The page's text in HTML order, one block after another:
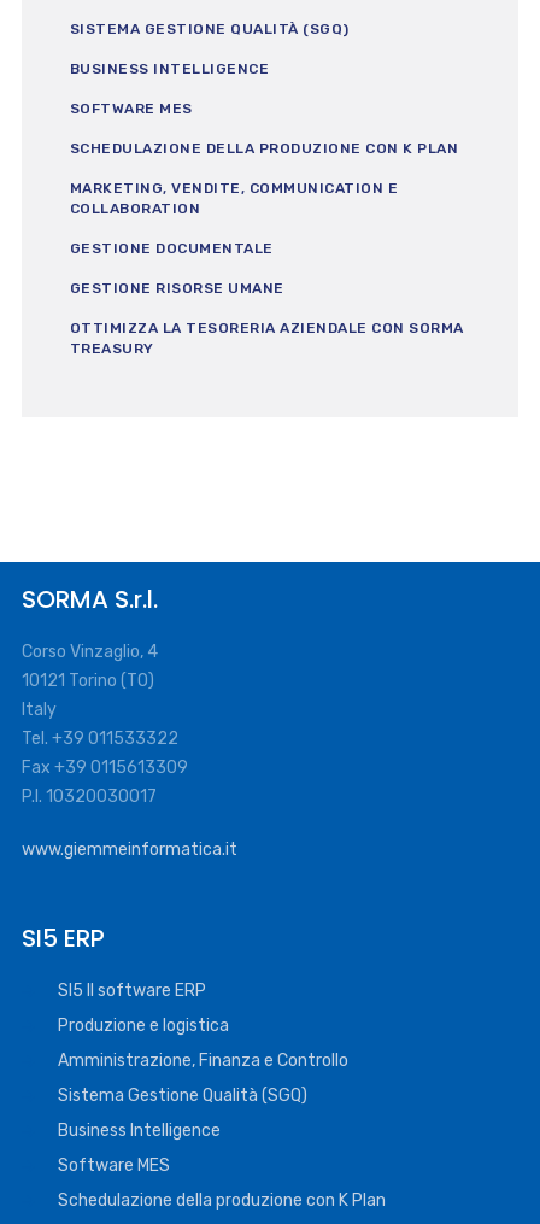
SISTEMA GESTIONE QUALITÀ (SGQ)
BUSINESS INTELLIGENCE
SOFTWARE MES
SCHEDULAZIONE DELLA PRODUZIONE CON K PLAN
MARKETING, VENDITE, COMMUNICATION E
COLLABORATION
GESTIONE DOCUMENTALE
GESTIONE RISORSE UMANE
OTTIMIZZA LA TESORERIA AZIENDALE CON SORMA
TREASURY
SORMA S.r.l.
Corso Vinzaglio, 4
10121 Torino (TO)
Italy
Tel. +39 011533322
Fax +39 0115613309
P.I. 10320030017
www.giemmeinformatica.it
SI5 ERP
SI5 Il software ERP
Produzione e logistica
Amministrazione, Finanza e Controllo
Sistema Gestione Qualità (SGQ)
Business Intelligence
Software MES
Schedulazione della produzione con K Plan